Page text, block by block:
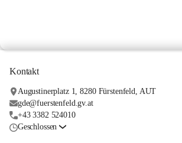
Kontakt
Augustinerplatz 1, 8280 Fürstenfeld, AUT
gde@fuerstenfeld.gv.at
+43 3382 524010
Geschlossen